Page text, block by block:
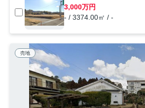
3,000万円
- / 3374.00㎡ / -
売地